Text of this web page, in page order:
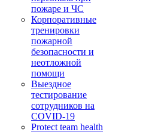
пожаре и ЧС
Корпоративные
тренировки
пожарной
безопасности и
неотложной
помощи
Выездное
тестирование
сотрудников на
COVID-19
Protect team health